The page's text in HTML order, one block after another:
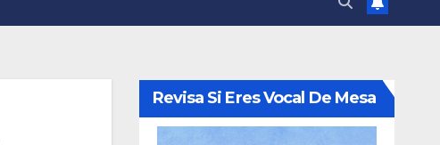
Revisa Si Eres Vocal De Mesa